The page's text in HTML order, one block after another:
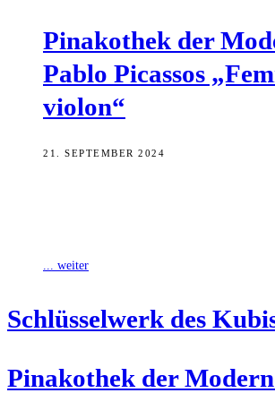
Pina­ko­thek der
Pablo Picas­sos
violon“
21. SEPTEMBER 2024
... weiter
Schlüs­sel­werk des
Pina­ko­thek der